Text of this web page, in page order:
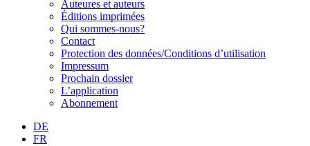
Auteures et auteurs
Éditions imprimées
Qui sommes-nous?
Contact
Protection des données/Conditions d’utilisation
Impressum
Prochain dossier
L’application
Abonnement
DE
FR